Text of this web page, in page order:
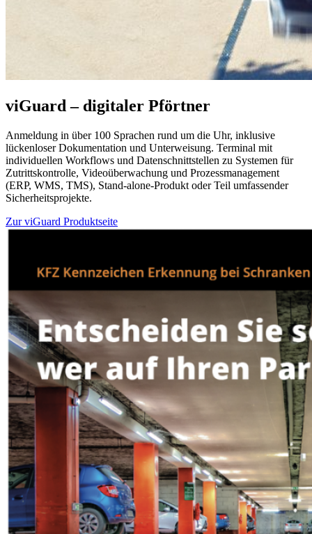
viGuard – digitaler Pförtner
Anmeldung in über 100 Sprachen rund um die Uhr, inklusive
lückenloser Dokumentation und Unterweisung. Terminal mit
individuellen Workflows und Datenschnittstellen zu Systemen für
Zutrittskontrolle, Videoüberwachung und Prozessmanagement
(ERP, WMS, TMS), Stand-alone-Produkt oder Teil umfassender
Sicherheitsprojekte.
Zur viGuard Produktseite